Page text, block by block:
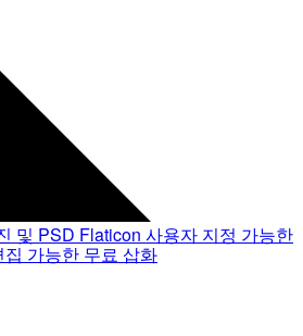
및 PSD Flaticon 사용자 지정 가능한
집 가능한 무료 삽화